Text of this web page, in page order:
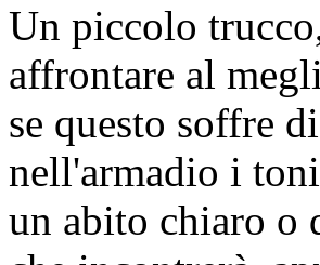
Un piccolo
affrontare al
se questo soffre
nell'armadio i
un abito chiaro o